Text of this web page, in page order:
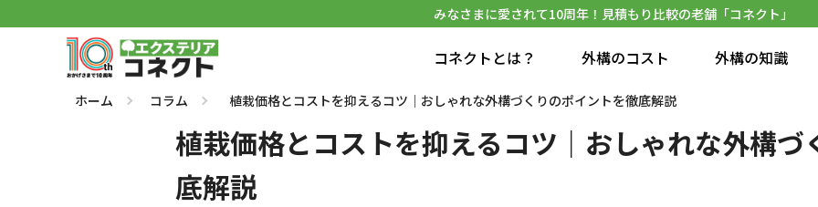
みなさまに愛されて10周年！見積もり比較の老舗「コネクト」
コネクトとは？ 外構のコスト 外構の知識
ホーム コラム 植栽価格とコストを抑えるコツ｜おしゃれな外構づくりのポイントを徹底解説
植栽価格とコストを抑えるコツ｜おしゃれな外構づ
底解説